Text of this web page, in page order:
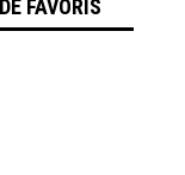
FAVORIS